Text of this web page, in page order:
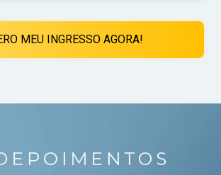
MEU INGRESSO AGORA!